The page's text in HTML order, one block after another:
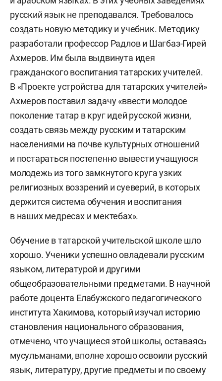
русский язык не преподавался. Требовалось
создать новую методику и учебник. Методику
разработали профессор Радлов и Шагбаз-Гирей
Ахмеров. Им была выдвинута идея
гражданского воспитания татарских учителей.
В «Проекте устройства для татарских учителей»
Ахмеров поставил задачу «ввести молодое
поколение татар в круг идей русской жизни,
создать связь между русским и татарским
населениями на почве культурных отношений
и постараться постепенно вывести учащуюся
молодежь из того замкнутого круга узких
религиозных воззрений и суеверий, в которых
держится система обучения и воспитания
в наших медресах и мектебах».
Обучение в татарской учительской школе шло
хорошо. Ученики успешно овладевали русским
языком, литературой и другими
общеобразовательными предметами. В научной
работе доцента Елабужского педагогического
института Хакимова, который изучал историю
становления национального образования,
отмечено, что учащиеся этой школы, оставаясь
мусульманами, вполне хорошо освоили русский
язык, литературу, другие предметы и по своему